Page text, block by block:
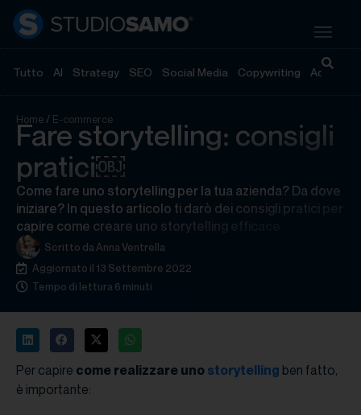
Tutto AI Strategy SEO Social Media Copywriting
Home/ E-commerce
Fare storytelling: consigli
pratici￼
Come fare uno storytelling per la tua azienda? Da dove
iniziare? In questo articolo ti darò dei consigli pratici per
capire come creare uno storytelling efficace.
Scritto da Anna Ventrella
Aggiornato il 13 Settembre 2022
Tempo di lettura 6 minuti
Per capire come realizzare uno storytelling ben fatto,
è importante: